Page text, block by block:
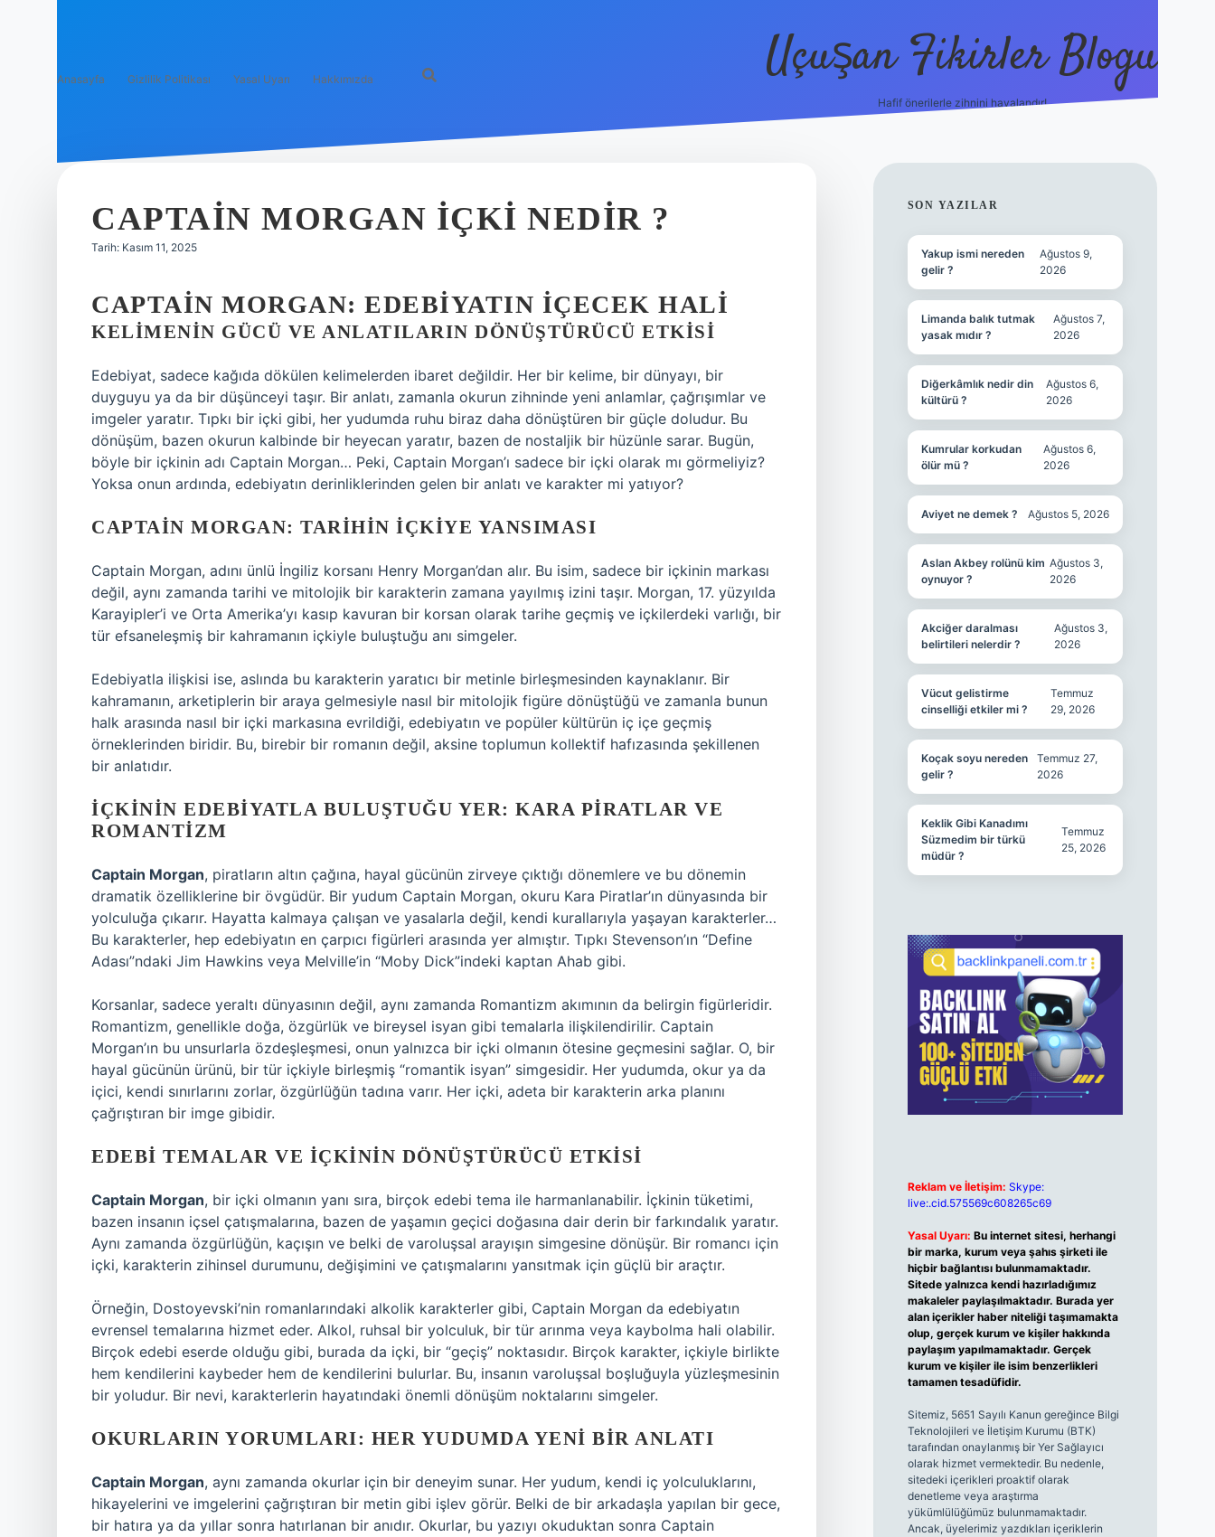
Anasayfa Gizlilik Politikası Yasal Uyarı Hakkımızda Uçuşan Fikirler Blogu
Hafif önerilerle zihnini havalandır!
CAPTAIN MORGAN IÇKI NEDIR ?
Tarih: Kasım 11, 2025
CAPTAIN MORGAN: EDEBIYATIN İÇECEK HALI
KELIMENIN GÜCÜ VE ANLATILARIN DÖNÜŞTÜRÜCÜ ETKISI
Edebiyat, sadece kağıda dökülen kelimelerden ibaret değildir. Her bir kelime, bir dünyayı, bir
duyguyu ya da bir düşünceyi taşır. Bir anlatı, zamanla okurun zihninde yeni anlamlar, çağrışımlar ve
imgeler yaratır. Tıpkı bir içki gibi, her yudumda ruhu biraz daha dönüştüren bir güçle doludur. Bu
dönüşüm, bazen okurun kalbinde bir heyecan yaratır, bazen de nostaljik bir hüzünle sarar. Bugün,
böyle bir içkinin adı Captain Morgan… Peki, Captain Morgan’ı sadece bir içki olarak mı görmeliyiz?
Yoksa onun ardında, edebiyatın derinliklerinden gelen bir anlatı ve karakter mi yatıyor?
CAPTAIN MORGAN: TARIHIN İÇKIYE YANSIMASI
Captain Morgan, adını ünlü İngiliz korsanı Henry Morgan’dan alır. Bu isim, sadece bir içkinin markası
değil, aynı zamanda tarihi ve mitolojik bir karakterin zamana yayılmış izini taşır. Morgan, 17. yüzyılda
Karayipler’i ve Orta Amerika’yı kasıp kavuran bir korsan olarak tarihe geçmiş ve içkilerdeki varlığı, bir
tür efsaneleşmiş bir kahramanın içkiyle buluştuğu anı simgeler.
Edebiyatla ilişkisi ise, aslında bu karakterin yaratıcı bir metinle birleşmesinden kaynaklanır. Bir
kahramanın, arketiplerin bir araya gelmesiyle nasıl bir mitolojik figüre dönüştüğü ve zamanla bunun
halk arasında nasıl bir içki markasına evrildiği, edebiyatın ve popüler kültürün iç içe geçmiş
örneklerinden biridir. Bu, birebir bir romanın değil, aksine toplumun kollektif hafızasında şekillenen
bir anlatıdır.
İÇKININ EDEBIYATLA BULUŞTUĞU YER: KARA PIRATLAR VE
ROMANTIZM
Captain Morgan, piratların altın çağına, hayal gücünün zirveye çıktığı dönemlere ve bu dönemin
dramatik özelliklerine bir övgüdür. Bir yudum Captain Morgan, okuru Kara Piratlar’ın dünyasında bir
yolculuğa çıkarır. Hayatta kalmaya çalışan ve yasalarla değil, kendi kurallarıyla yaşayan karakterler…
Bu karakterler, hep edebiyatın en çarpıcı figürleri arasında yer almıştır. Tıpkı Stevenson’ın “Define
Adası”ndaki Jim Hawkins veya Melville’in “Moby Dick”indeki kaptan Ahab gibi.
Korsanlar, sadece yeraltı dünyasının değil, aynı zamanda Romantizm akımının da belirgin figürleridir.
Romantizm, genellikle doğa, özgürlük ve bireysel isyan gibi temalarla ilişkilendirilir. Captain
Morgan’ın bu unsurlarla özdeşleşmesi, onun yalnızca bir içki olmanın ötesine geçmesini sağlar. O, bir
hayal gücünün ürünü, bir tür içkiyle birleşmiş “romantik isyan” simgesidir. Her yudumda, okur ya da
içici, kendi sınırlarını zorlar, özgürlüğün tadına varır. Her içki, adeta bir karakterin arka planını
çağrıştıran bir imge gibidir.
EDEBI TEMALAR VE İÇKININ DÖNÜŞTÜRÜCÜ ETKISI
Captain Morgan, bir içki olmanın yanı sıra, birçok edebi tema ile harmanlanabilir. İçkinin tüketimi,
bazen insanın içsel çatışmalarına, bazen de yaşamın geçici doğasına dair derin bir farkındalık yaratır.
Aynı zamanda özgürlüğün, kaçışın ve belki de varoluşsal arayışın simgesine dönüşür. Bir romancı için
içki, karakterin zihinsel durumunu, değişimini ve çatışmalarını yansıtmak için güçlü bir araçtır.
Örneğin, Dostoyevski’nin romanlarındaki alkolik karakterler gibi, Captain Morgan da edebiyatın
evrensel temalarına hizmet eder. Alkol, ruhsal bir yolculuk, bir tür arınma veya kaybolma hali olabilir.
Birçok edebi eserde olduğu gibi, burada da içki, bir “geçiş” noktasıdır. Birçok karakter, içkiyle birlikte
hem kendilerini kaybeder hem de kendilerini bulurlar. Bu, insanın varoluşsal boşluğuyla yüzleşmesinin
bir yoludur. Bir nevi, karakterlerin hayatındaki önemli dönüşüm noktalarını simgeler.
OKURLARIN YORUMLARI: HER YUDUMDA YENI BIR ANLATI
Captain Morgan, aynı zamanda okurlar için bir deneyim sunar. Her yudum, kendi iç yolculuklarını,
hikayelerini ve imgelerini çağrıştıran bir metin gibi işlev görür. Belki de bir arkadaşla yapılan bir gece,
bir hatıra ya da yıllar sonra hatırlanan bir anıdır. Okurlar, bu yazıyı okuduktan sonra Captain
SIDEBAR
SON YAZILAR
Yakup ismi nereden
gelir ?
Ağustos 9,
2026
Limanda balık tutmak
yasak mıdır ?
Ağustos 7,
2026
Diğerkâmlık nedir din
kültürü ?
Ağustos 6,
2026
Kumrular korkudan
ölür mü ?
Ağustos 6,
2026
Aviyet ne demek ? Ağustos 5, 2026
Aslan Akbey rolünü kim
oynuyor ?
Ağustos 3,
2026
Akciğer daralması
belirtileri nelerdir ?
Ağustos 3,
2026
Vücut gelistirme
cinselliği etkiler mi ?
Temmuz
29, 2026
Koçak soyu nereden
gelir ?
Temmuz 27,
2026
Keklik Gibi Kanadımı
Süzmedim bir türkü
müdür ?
Temmuz
25, 2026
Reklam ve İletişim: Skype:
live:.cid.575569c608265c69
Yasal Uyarı: Bu internet sitesi, herhangi
bir marka, kurum veya şahıs şirketi ile
hiçbir bağlantısı bulunmamaktadır.
Sitede yalnızca kendi hazırladığımız
makaleler paylaşılmaktadır. Burada yer
alan içerikler haber niteliği taşımamakta
olup, gerçek kurum ve kişiler hakkında
paylaşım yapılmamaktadır. Gerçek
kurum ve kişiler ile isim benzerlikleri
tamamen tesadüfidir.
Sitemiz, 5651 Sayılı Kanun gereğince Bilgi
Teknolojileri ve İletişim Kurumu (BTK)
tarafından onaylanmış bir Yer Sağlayıcı
olarak hizmet vermektedir. Bu nedenle,
sitedeki içerikleri proaktif olarak
denetleme veya araştırma
yükümlülüğümüz bulunmamaktadır.
Ancak, üyelerimiz yazdıkları içeriklerin
hiltonbet güncel giriş